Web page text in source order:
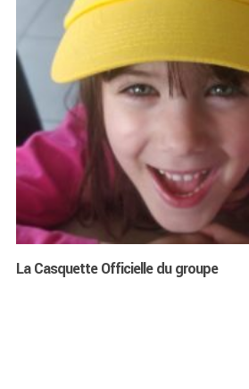
ACHETER LE PRODUIT
La Casquette Officielle du groupe